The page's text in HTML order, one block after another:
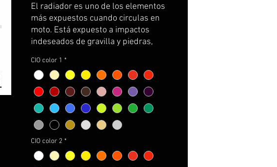
El radiador es uno de los elementos
más expuestos cuando circulas en
moto. Está expuesto a impactos
indeseados de gravilla y piedras,
obligatorio protegerlo!.
Hazlo con una de nuestros
protege, cambia el look, combina el
diseño con tu moto y ¡te
garantizamos que tu moto no pasará
CIO color 1 *
CIO color 2 *